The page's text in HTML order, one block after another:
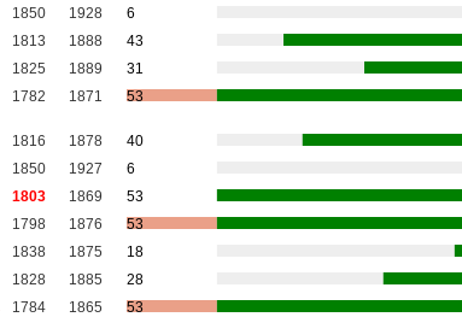
1850 1928
6
1813 1888
43
1825 1889
31
1782 1871 53
1816 1878
40
1850 1927
6
1803 1869
53
1798 1876
53
1838 1875
18
1828 1885
28
1784 1865 53